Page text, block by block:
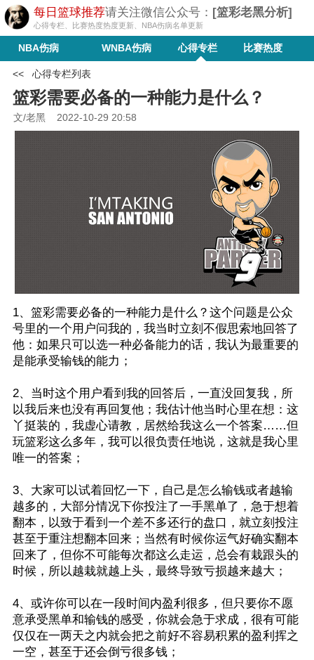
每日篮球推荐请关注微信公众号： [篮彩老黑分析]
心得专栏、比赛热度热度更新、NBA伤病名单更新
NBA伤病 WNBA伤病 心得专栏 比赛热度
<< 心得专栏列表
篮彩需要必备的一种能力是什么？
文/老黑 2022-10-29 20:58
1、篮彩需要必备的一种能力是什么？这个问题是公众
号里的一个用户问我的，我当时立刻不假思索地回答了
他：如果只可以选一种必备能力的话，我认为最重要的
是能承受输钱的能力；
2、当时这个用户看到我的回答后，一直没回复我，所
以我后来也没有再回复他；我估计他当时心里在想：这
丫挺装的，我虚心请教，居然给我这么一个答案……但
玩篮彩这么多年，我可以很负责任地说，这就是我心里
唯一的答案；
3、大家可以试着回忆一下，自己是怎么输钱或者越输
越多的，大部分情况下你投注了一手黑单了，急于想着
翻本，以致于看到一个差不多还行的盘口，就立刻投注
甚至于重注想翻本回来；当然有时候你运气好确实翻本
回来了，但你不可能每次都这么走运，总会有栽跟头的
时候，所以越栽就越上头，最终导致亏损越来越大；
4、或许你可以在一段时间内盈利很多，但只要你不愿
意承受黑单和输钱的感受，你就会急于求成，很有可能
仅仅在一两天之内就会把之前好不容易积累的盈利挥之
一空，甚至于还会倒亏很多钱；